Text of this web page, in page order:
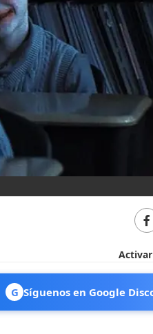
G Síguenos en Google